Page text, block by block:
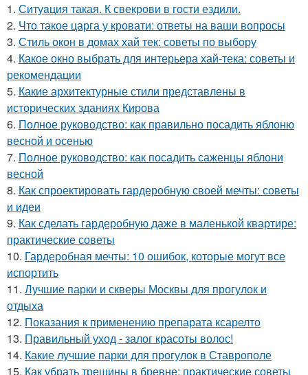
1. Ситуaция такая. К свекрови в гости ездили.
2. Что такое царга у кровати: ответы на ваши вопросы
3. Стиль окон в домах хай тек: советы по выбору
4. Какое окно выбрать для интерьера хай-тека: советы и
рекомендации
5. Какие архитектурные стили представлены в
исторических зданиях Кирова
6. Полное руководство: как правильно посадить яблоню
весной и осенью
7. Полное руководство: как посадить саженцы яблони
весной
8. Как спроектировать гардеробную своей мечты: советы
и идеи
9. Как сделать гардеробную даже в маленькой квартире:
практические советы
10. Гардеробная мечты: 10 ошибок, которые могут все
испортить
11. Лучшие парки и скверы Москвы для прогулок и
отдыха
12. Показания к применению препарата ксарелто
13. Правильный уход - залог красоты волос!
14. Какие лучшие парки для прогулок в Ставрополе
15. Как убрать трещины в бревне: практические советы